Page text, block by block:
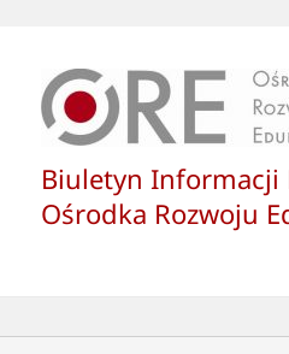
Biuletyn Informacji
Ośrodka Rozwoju